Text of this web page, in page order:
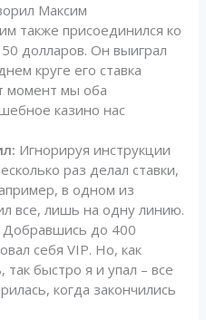
Максим
также присоединился ко
долларов. Он выиграл
круге его ставка
момент мы оба
казино нас
Игнорируя инструкции
раз делал ставки,
в одном из
все, лишь на одну линию.
Добравшись до 400
себя VIP. Но, как
быстро я и упал – все
когда закончились